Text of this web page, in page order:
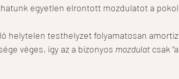
egyetlen elrontott mozdulatot a
helytelen testhelyzet folyamatosan
véges, így az a bizonyos mozdulat csak